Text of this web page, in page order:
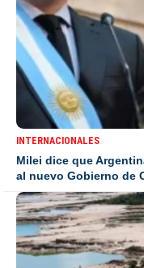
INTERNACIONALES
Milei dice que
al nuevo Gobierno de